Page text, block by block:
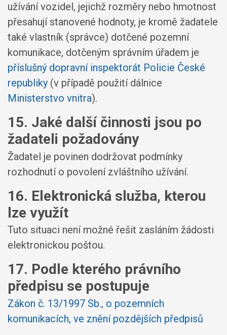
užívání vozidel, jejichž rozměry nebo hmotnost
přesahují stanovené hodnoty, je kromě žadatele
také vlastník (správce) dotčené pozemní
komunikace, dotčeným správním úřadem je
příslušný dopravní inspektorát Policie České
republiky (v případě použití dálnice
Ministerstvo vnitra).
15. Jaké další činnosti jsou po
žadateli požadovány
Žadatel je povinen dodržovat podmínky
rozhodnutí o povolení zvláštního užívání.
16. Elektronická služba, kterou
lze využít
Tuto situaci není možné řešit zasláním žádosti
elektronickou poštou.
17. Podle kterého právního
předpisu se postupuje
Zákon č. 13/1997 Sb., o pozemních
komunikacích, ve znění pozdějších předpisů